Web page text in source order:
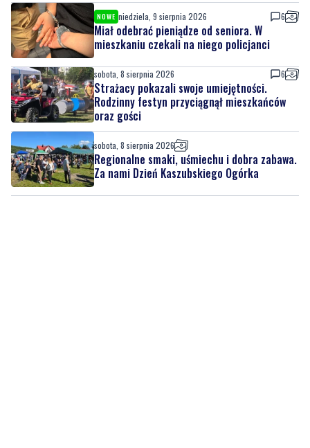
NOWE niedziela, 9 sierpnia 2026 6
Miał odebrać pieniądze od seniora. W
mieszkaniu czekali na niego policjanci
sobota, 8 sierpnia 2026 6
Strażacy pokazali swoje umiejętności.
Rodzinny festyn przyciągnął mieszkańców
oraz gości
sobota, 8 sierpnia 2026
Regionalne smaki, uśmiechu i dobra zabawa.
Za nami Dzień Kaszubskiego Ogórka